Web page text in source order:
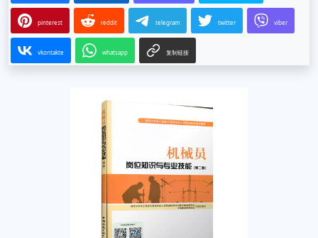
pinterest reddit telegram twitter viber
vkontakte whatsapp 复制链接